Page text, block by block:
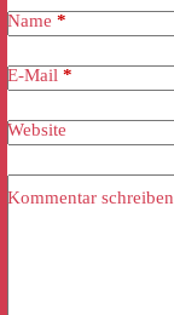
Name *
E-Mail *
Website
Kommentar schreiben